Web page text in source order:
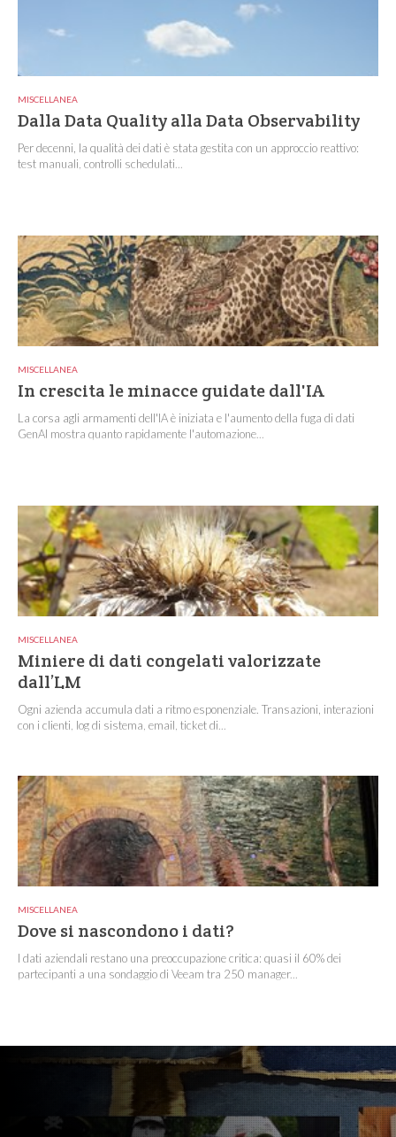
MISCELLANEA
Dalla Data Quality alla Data Observability
Per decenni, la qualità dei dati è stata gestita con un approccio reattivo:
test manuali, controlli schedulati...
MISCELLANEA
In crescita le minacce guidate dall'IA
La corsa agli armamenti dell'IA è iniziata e l'aumento della fuga di dati
GenAI mostra quanto rapidamente l'automazione...
MISCELLANEA
Miniere di dati congelati valorizzate
dall’LM
Ogni azienda accumula dati a ritmo esponenziale. Transazioni, interazioni
con i clienti, log di sistema, email, ticket di...
MISCELLANEA
Dove si nascondono i dati?
I dati aziendali restano una preoccupazione critica: quasi il 60% dei
partecipanti a una sondaggio di Veeam tra 250 manager...